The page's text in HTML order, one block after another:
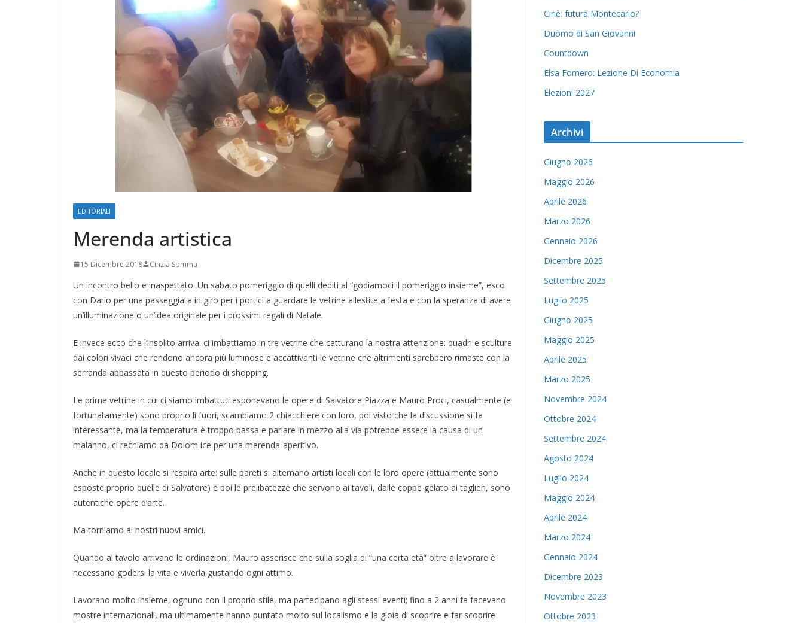
EDITORIALI
Merenda artistica
15 Dicembre 2018 Cinzia Somma
Un incontro bello e inaspettato. Un sabato pomeriggio di quelli dediti al “godiamoci il pomeriggio insieme”, esco
con Dario per una passeggiata in giro per i portici a guardare le vetrine allestite a festa e con la speranza di avere
un’illuminazione o un’idea originale per i prossimi regali di Natale.
E invece ecco che l’insolito arriva: ci imbattiamo in tre vetrine che catturano la nostra attenzione: quadri e sculture
dai colori vivaci che rendono ancora più luminose e accattivanti le vetrine che altrimenti sarebbero rimaste con la
serranda abbassata in questo periodo di shopping.
Le prime vetrine in cui ci siamo imbattuti esponevano le opere di Salvatore Piazza e Mauro Proci, casualmente (e
fortunatamente) sono proprio lì fuori, scambiamo 2 chiacchiere con loro, poi visto che la discussione si fa
interessante, ma la temperatura è troppo bassa e parlare in mezzo alla via potrebbe essere la causa di un
malanno, ci rechiamo da Dolom ice per una merenda-aperitivo.
Anche in questo locale si respira arte: sulle pareti si alternano artisti locali con le loro opere (attualmente sono
esposte proprio quelle di Salvatore) e poi le prelibatezze che servono ai tavoli, dalle coppe gelato ai taglieri, sono
autentiche opere d’arte.
Ma torniamo ai nostri nuovi amici.
Quando al tavolo arrivano le ordinazioni, Mauro asserisce che sulla soglia di “una certa età” oltre a lavorare è
necessario godersi la vita e viverla gustando ogni attimo.
Lavorano molto insieme, ognuno con il proprio stile, ma partecipano agli stessi eventi; fino a 2 anni fa facevano
mostre internazionali, ma ultimamente hanno puntato molto sul localismo e la gioia di scoprire e far scoprire
Ciriè: futura Montecarlo?
Duomo di San Giovanni
Countdown
Elsa Fornero: Lezione Di Economia
Elezioni 2027
Archivi
Giugno 2026
Maggio 2026
Aprile 2026
Marzo 2026
Gennaio 2026
Dicembre 2025
Settembre 2025
Luglio 2025
Giugno 2025
Maggio 2025
Aprile 2025
Marzo 2025
Novembre 2024
Ottobre 2024
Settembre 2024
Agosto 2024
Luglio 2024
Maggio 2024
Aprile 2024
Marzo 2024
Gennaio 2024
Dicembre 2023
Novembre 2023
Ottobre 2023